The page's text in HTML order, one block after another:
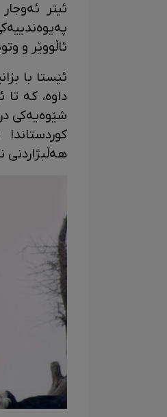
ئیتر
ئاڵووێر و
ئێستا با
داوە، کە
شێوەیەکی
هەڵبژاردنی